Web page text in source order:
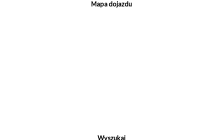
Mapa dojazdu
Wyszukaj